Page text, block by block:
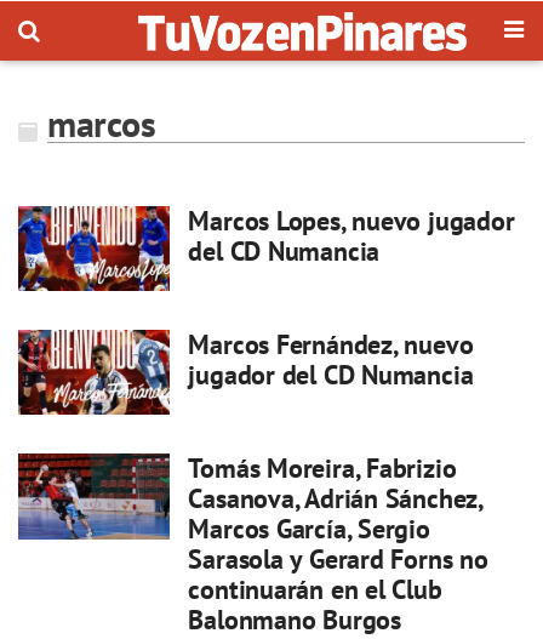
marcos
Marcos Lopes, nuevo jugador
del CD Numancia
Marcos Fernández, nuevo
jugador del CD Numancia
Tomás Moreira, Fabrizio
Casanova, Adrián Sánchez,
Marcos García, Sergio
Sarasola y Gerard Forns no
continuarán en el Club
Balonmano Burgos